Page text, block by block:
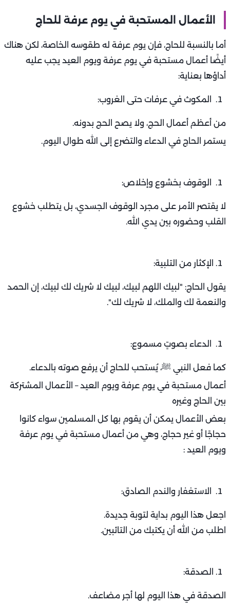
الأعمال المستحبة في يوم عرفة للحاج
أما بالنسبة للحاج، فإن يوم عرفة له طقوسه الخاصة، لكن هناك
أيضًا أعمال مستحبة في يوم عرفة ويوم العيد يجب عليه
أداؤها بعناية:
المكوث في عرفات حتى الغروب:
من أعظم أعمال الحج، ولا يصح الحج بدونه.
يستمر الحاج في الدعاء والتضرع إلى الله طوال اليوم.
الوقوف بخشوع وإخلاص:
لا يقتصر الأمر على مجرد الوقوف الجسدي، بل يتطلب خشوع
القلب وحضوره بين يدي الله.
الإكثار من التلبية:
يقول الحاج: "لبيك اللهم لبيك، لبيك لا شريك لك لبيك، إن الحمد
والنعمة لك والملك، لا شريك لك".
الدعاء بصوتٍ مسموع:
كما فعل النبي ﷺ، يُستحب للحاج أن يرفع صوته بالدعاء.
أعمال مستحبة في يوم عرفة ويوم العيد – الأعمال المشتركة
بين الحاج وغيره
بعض الأعمال يمكن أن يقوم بها كل المسلمين سواء كانوا
حجاجًا أو غير حجاج، وهي من أعمال مستحبة في يوم عرفة
ويوم العيد :
الاستغفار والندم الصادق:
اجعل هذا اليوم بداية لتوبة جديدة.
اطلب من الله أن يكتبك من التائبين.
الصدقة:
الصدقة في هذا اليوم لها أجر مضاعف.